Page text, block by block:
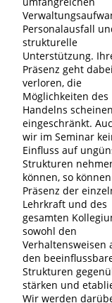
Personalausfall
strukturelle
Unterstützung.
Präsenz geht dabei
verloren, die
Möglichkeiten des
Handelns scheinen
eingeschränkt.
wir im Seminar
Einfluss auf
Strukturen
können, so
Präsenz der
Lehrkraft und des
gesamten
sowohl den
Verhaltensweisen
den
Strukturen
stärken und
Wir werden